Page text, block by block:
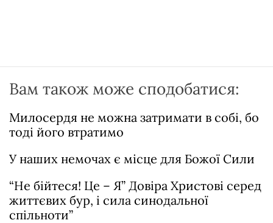
Вам також може сподобатися:
Милосердя не можна затримати в собі, бо
тоді його втратимо
У наших немочах є місце для Божої Сили
“Не бійтеся! Це – Я” Довіра Христові серед
життєвих бур, і сила синодальної
спільноти”